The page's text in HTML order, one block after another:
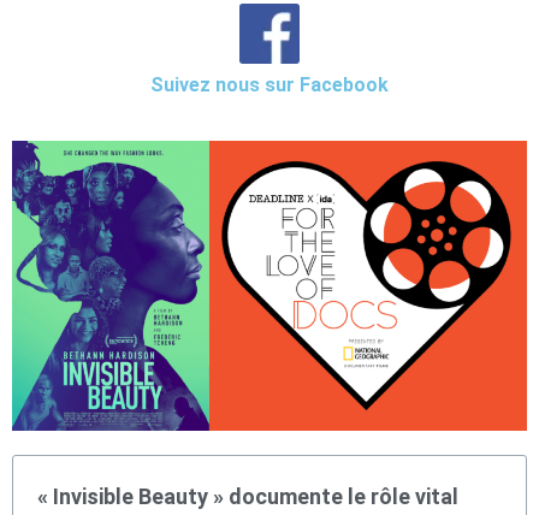
Suivez nous sur Facebook
« Invisible Beauty » documente le rôle vital